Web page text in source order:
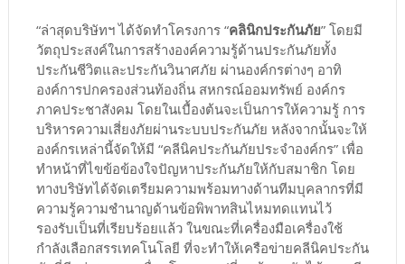
“ล่าสุดบริษัทฯ ได้จัดทำโครงการ “คลินิกประกันภัย” โดยมี
วัตถุประสงค์ในการสร้างองค์ความรู้ด้านประกันภัยทั้ง
ประกันชีวิตและประกันวินาศภัย ผ่านองค์กรต่างๆ อาทิ
องค์การปกครองส่วนท้องถิ่น สหกรณ์ออมทรัพย์ องค์กร
ภาคประชาสังคม โดยในเบื้องต้นจะเป็นการให้ความรู้ การ
บริหารความเสี่ยงภัยผ่านระบบประกันภัย หลังจากนั้นจะให้
องค์กรเหล่านี้จัดให้มี “คลีนิคประกันภัยประจำองค์กร” เพื่อ
ทำหน้าที่ไขข้อข้องใจปัญหาประกันภัยให้กับสมาชิก โดย
ทางบริษัทได้จัดเตรียมความพร้อมทางด้านทีมบุคลากรที่มี
ความรู้ความชำนาญด้านข้อพิพาทสินไหมทดแทนไว้
รองรับเป็นที่เรียบร้อยแล้ว ในขณะที่เครื่องมือเครื่องใช้
กำลังเลือกสรรเทคโนโลยี ที่จะทำให้เครือข่ายคลีนิคประกัน